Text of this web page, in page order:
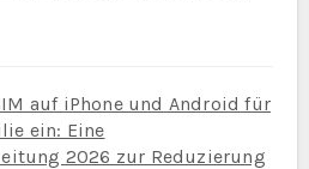
auf iPhone und Android für
ein: Eine
2026 zur Reduzierung